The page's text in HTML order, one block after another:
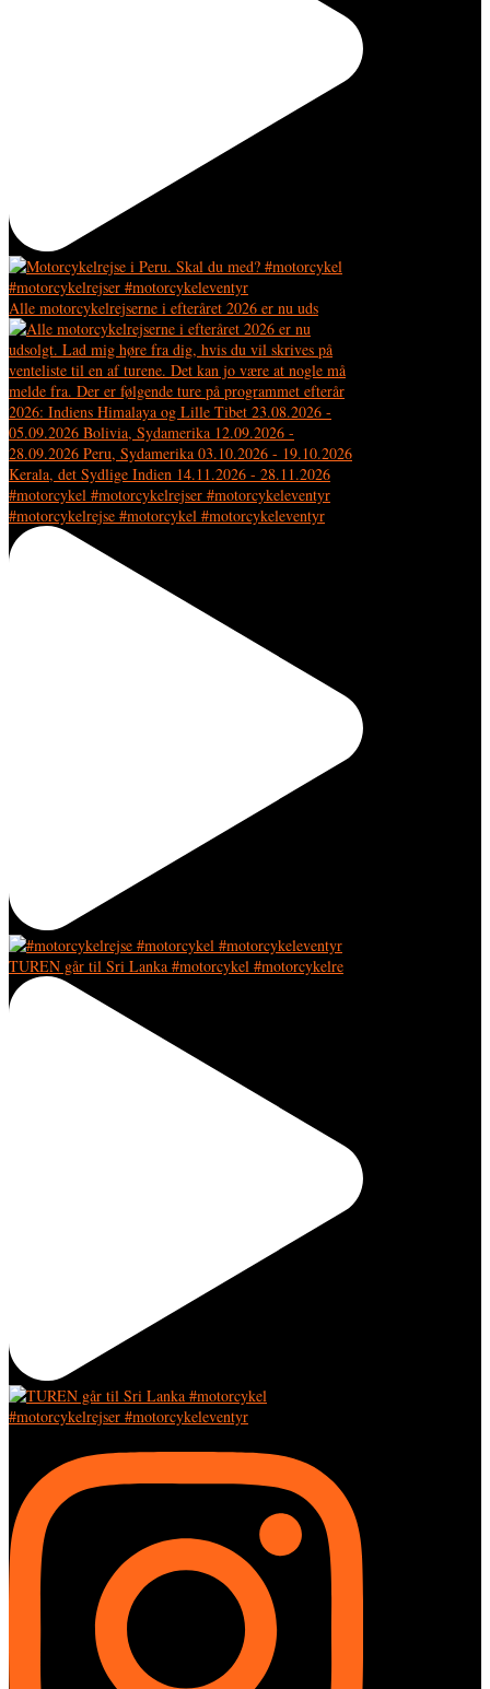
Alle motorcykelrejserne i efteråret 2026 er nu uds
#motorcykelrejse #motorcykel #motorcykeleventyr
TUREN går til Sri Lanka #motorcykel #motorcykelre